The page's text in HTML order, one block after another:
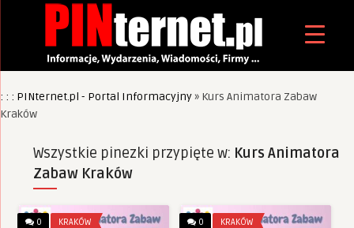
: : : PINternet.pl - Portal Informacyjny» Kurs Animatora Zabaw
Kraków
Wszystkie pinezki przypięte w: Kurs Animatora
Zabaw Kraków
0 KRAKÓW 0 KRAKÓW